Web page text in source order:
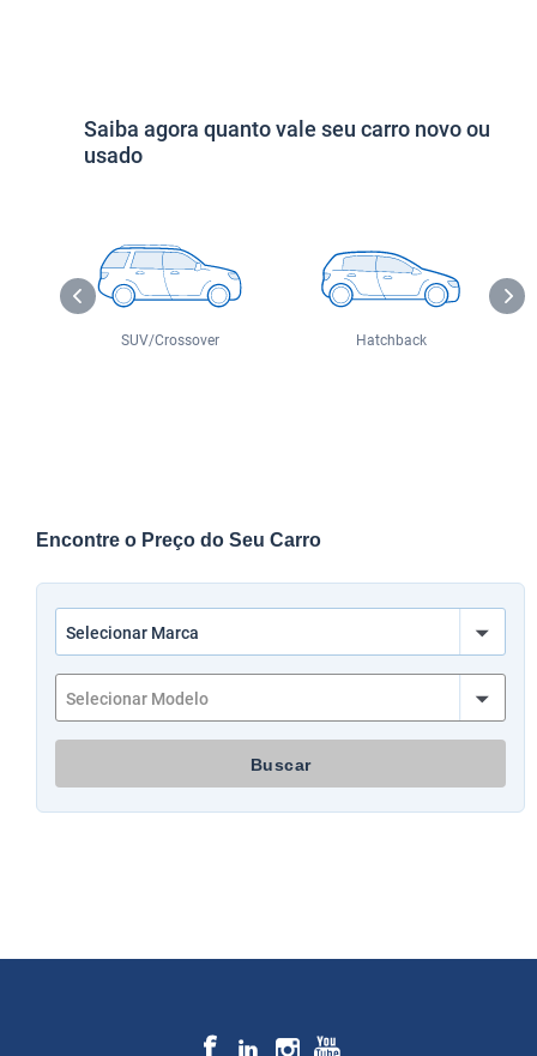
Saiba agora quanto vale seu carro novo ou
usado
SUV/Crossover Hatchback
Encontre o Preço do Seu Carro
Buscar